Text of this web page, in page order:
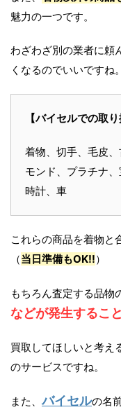
魅力の一つです。
わざわざ別の業者に頼
くなるのでいいですね。
【バイセルでの取り
着物、切手、毛皮
モンド、プラチナ
時計、車
これらの商品を着物と
（当日準備もOK!!）
もちろん査定する品物
などが発生するこ
買取してほしいと考え
のサービスですね。
また、バイセルの名